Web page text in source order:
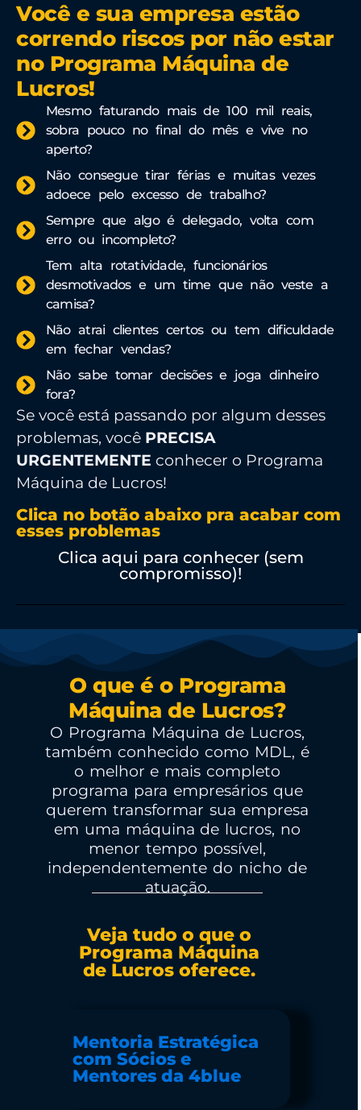
Você e sua empresa estão
correndo riscos por não estar
no Programa Máquina de
Lucros!
Mesmo faturando mais de 100 mil reais,
sobra pouco no final do mês e vive no
aperto?
Não consegue tirar férias e muitas vezes
adoece pelo excesso de trabalho?
Sempre que algo é delegado, volta com
erro ou incompleto?
Tem alta rotatividade, funcionários
desmotivados e um time que não veste a
camisa?
Não atrai clientes certos ou tem dificuldade
em fechar vendas?
Não sabe tomar decisões e joga dinheiro
fora?
Se você está passando por algum desses
problemas, você PRECISA
URGENTEMENTE conhecer o Programa
Máquina de Lucros!
Clica no botão abaixo pra acabar com
esses problemas
Clica aqui para conhecer (sem
compromisso)!
O que é o Programa
Máquina de Lucros?
O Programa Máquina de Lucros,
também conhecido como MDL, é
o melhor e mais completo
programa para empresários que
querem transformar sua empresa
em uma máquina de lucros, no
menor tempo possível,
independentemente do nicho de
atuação.
Veja tudo o que o
Programa Máquina
de Lucros oferece.
Mentoria Estratégica
com Sócios e
Mentores da 4blue